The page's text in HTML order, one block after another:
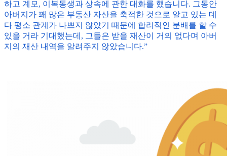
하고 계모, 이복동생과 상속에 관한 대화를 했습니다. 그동안
아버지가 꽤 많은 부동산 자산을 축적한 것으로 알고 있는 데
다 평소 관계가 나쁘지 않았기 때문에 합리적인 분배를 할 수
있을 거라 기대했는데, 그들은 받을 재산이 거의 없다며 아버
지의 재산 내역을 알려주지 않았습니다.”